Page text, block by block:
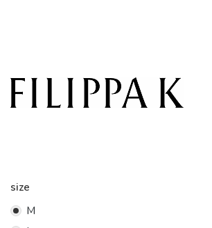
size
M